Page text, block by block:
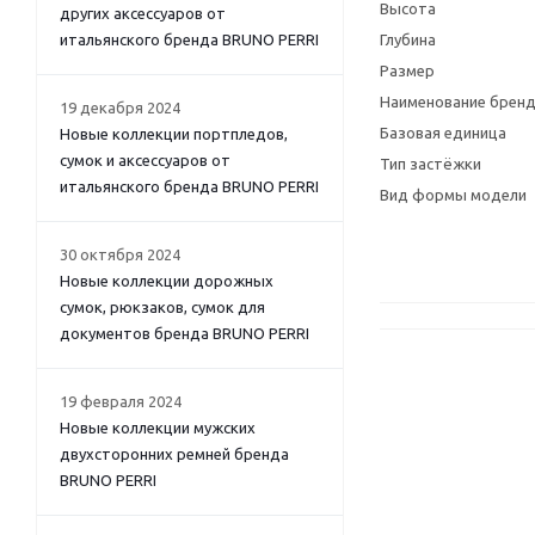
Высота
Глубина
Размер
Наименование
Базовая единица
Тип застёжки
Вид формы модели
других аксессуаров от
итальянского бренда BRUNO PERRI
19 декабря 2024
Новые коллекции портпледов,
сумок и аксессуаров от
итальянского бренда BRUNO PERRI
30 октября 2024
Новые коллекции дорожных
сумок, рюкзаков, сумок для
документов бренда BRUNO PERRI
19 февраля 2024
Новые коллекции мужских
двухсторонних ремней бренда
BRUNO PERRI